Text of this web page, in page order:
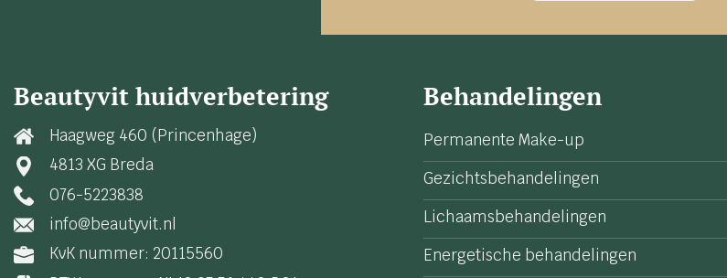
Beautyvit huidverbetering
Haagweg 460 (Princenhage)
4813 XG Breda
076-5223838
info@beautyvit.nl
KvK nummer: 20115560
Behandelingen
Permanente Make-up
Gezichtsbehandelingen
Lichaamsbehandelingen
Energetische behandelingen